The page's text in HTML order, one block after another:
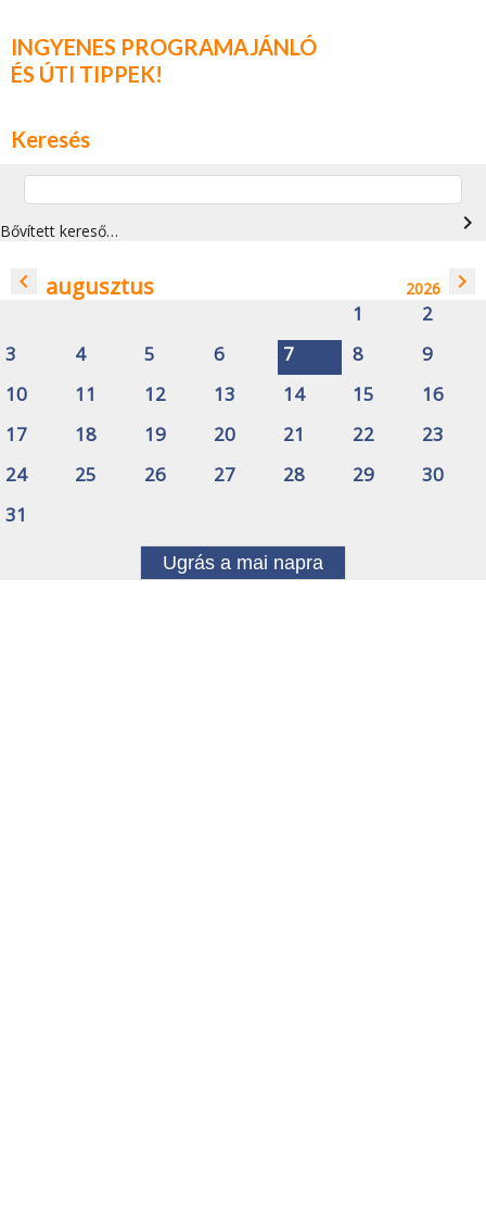
INGYENES PROGRAMAJÁNLÓ
ÉS ÚTI TIPPEK!
Keresés
Bővített kereső… navigate_next
navigate_before augusztus 2026 navigate_next
1
2
3
4 5 6 7 8
9
10
11 12 13 14 15
16
17
18 19 20 21 22
23
24
25 26 27 28 29
30
31
Ugrás a mai napra